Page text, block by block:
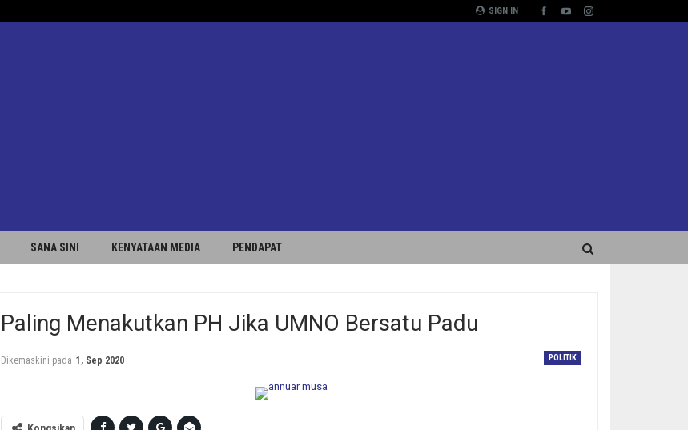
SIGN IN
SANA SINI KENYATAAN MEDIA PENDAPAT
Paling Menakutkan PH Jika UMNO Bersatu Padu
POLITIK
Dikemaskini pada 1, Sep 2020